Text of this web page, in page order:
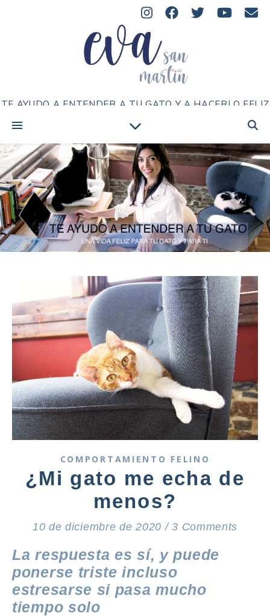
TE AYUDO A ENTENDER A TU GATO Y A HACERLO FELIZ
COMPORTAMIENTO FELINO
¿Mi gato me echa de
menos?
10 de diciembre de 2020 / 3 Comments
La respuesta es sí, y puede
ponerse triste incluso
estresarse si pasa mucho
tiempo solo